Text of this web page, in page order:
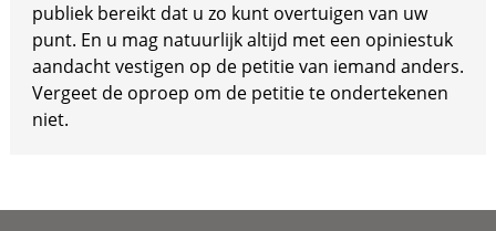
publiek bereikt dat u zo kunt overtuigen van uw
punt. En u mag natuurlijk altijd met een opiniestuk
aandacht vestigen op de petitie van iemand anders.
Vergeet de oproep om de petitie te ondertekenen
niet.